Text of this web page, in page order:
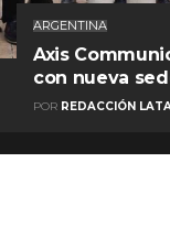
ARGENTINA
Axis
con nueva
POR REDACCIÓN